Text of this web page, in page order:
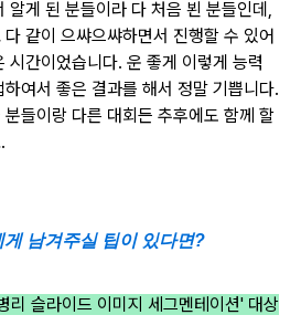
알게 된 분들이라 다 처음 뵌 분들인데,
다 같이 으쌰으쌰하면서 진행할 수 있어
시간이었습니다. 운 좋게 이렇게 능력
하여서 좋은 결과를 해서 정말 기쁩니다.
분들이랑 다른 대회든 추후에도 함께 할
남겨주실 팁이 있다면?
리 슬라이드 이미지 세그멘테이션' 대상